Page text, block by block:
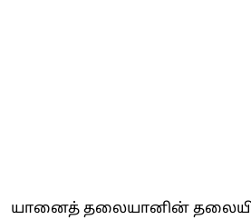
யானைத் தலையானின் தலையில்